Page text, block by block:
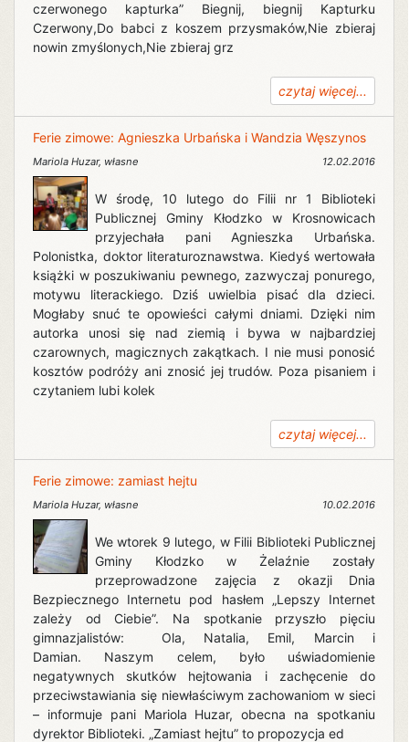
czerwonego kapturka” Biegnij, biegnij Kapturku
Czerwony,Do babci z koszem przysmaków,Nie zbieraj
nowin zmyślonych,Nie zbieraj grz
czytaj więcej...
Ferie zimowe: Agnieszka Urbańska i Wandzia Węszynos
Mariola Huzar, własne 12.02.2016
W środę, 10 lutego do Filii nr 1 Biblioteki
Publicznej Gminy Kłodzko w Krosnowicach
przyjechała pani Agnieszka Urbańska.
Polonistka, doktor literaturoznawstwa. Kiedyś wertowała
książki w poszukiwaniu pewnego, zazwyczaj ponurego,
motywu literackiego. Dziś uwielbia pisać dla dzieci.
Mogłaby snuć te opowieści całymi dniami. Dzięki nim
autorka unosi się nad ziemią i bywa w najbardziej
czarownych, magicznych zakątkach. I nie musi ponosić
kosztów podróży ani znosić jej trudów. Poza pisaniem i
czytaniem lubi kolek
czytaj więcej...
Ferie zimowe: zamiast hejtu
Mariola Huzar, własne 10.02.2016
We wtorek 9 lutego, w Filii Biblioteki Publicznej
Gminy Kłodzko w Żelaźnie zostały
przeprowadzone zajęcia z okazji Dnia
Bezpiecznego Internetu pod hasłem „Lepszy Internet
zależy od Ciebie”. Na spotkanie przyszło pięciu
gimnazjalistów: Ola, Natalia, Emil, Marcin i
Damian. Naszym celem, było uświadomienie
negatywnych skutków hejtowania i zachęcenie do
przeciwstawiania się niewłaściwym zachowaniom w sieci
– informuje pani Mariola Huzar, obecna na spotkaniu
dyrektor Biblioteki. „Zamiast hejtu” to propozycja ed